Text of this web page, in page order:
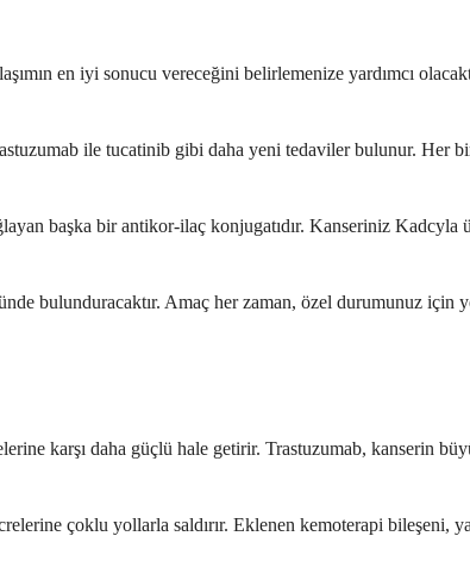
en iyi sonucu vereceğini belirlemenize yardımcı
ile tucatinib gibi daha yeni tedaviler bulunur. Her
başka bir antikor-ilaç konjugatıdır. Kanseriniz Kadcyla
bulunduracaktır. Amaç her zaman, özel durumunuz için
karşı daha güçlü hale getirir. Trastuzumab, kanserin
çoklu yollarla saldırır. Eklenen kemoterapi bileşeni,